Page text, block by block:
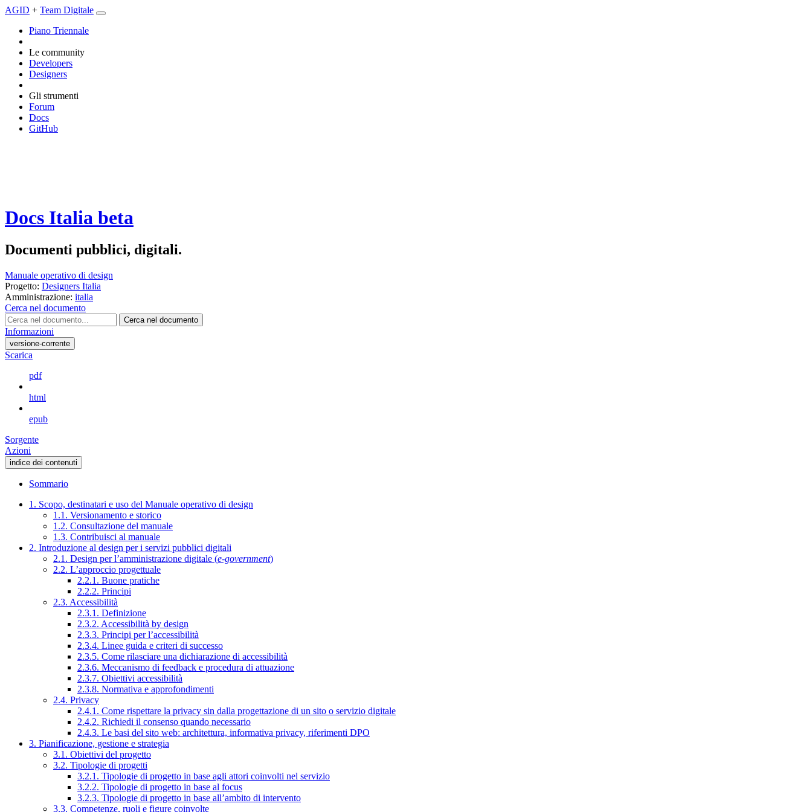
AGID + Team Digitale
Piano Triennale
Le community
Developers
Designers
Gli strumenti
Forum
Docs
GitHub
Docs Italia beta
Documenti pubblici, digitali.
Manuale operativo di design
Progetto: Designers Italia
Amministrazione: italia
Cerca nel documento
Cerca nel documento
Informazioni
versione-corrente
Scarica
pdf
html
epub
Sorgente
Azioni
indice dei contenuti
Sommario
1. Scopo, destinatari e uso del Manuale operativo di design
1.1. Versionamento e storico
1.2. Consultazione del manuale
1.3. Contribuisci al manuale
2. Introduzione al design per i servizi pubblici digitali
2.1. Design per l’amministrazione digitale (e-government)
2.2. L’approccio progettuale
2.2.1. Buone pratiche
2.2.2. Principi
2.3. Accessibilità
2.3.1. Definizione
2.3.2. Accessibilità by design
2.3.3. Principi per l’accessibilità
2.3.4. Linee guida e criteri di successo
2.3.5. Come rilasciare una dichiarazione di accessibilità
2.3.6. Meccanismo di feedback e procedura di attuazione
2.3.7. Obiettivi accessibilità
2.3.8. Normativa e approfondimenti
2.4. Privacy
2.4.1. Come rispettare la privacy sin dalla progettazione di un sito o servizio digitale
2.4.2. Richiedi il consenso quando necessario
2.4.3. Le basi del sito web: architettura, informativa privacy, riferimenti DPO
3. Pianificazione, gestione e strategia
3.1. Obiettivi del progetto
3.2. Tipologie di progetti
3.2.1. Tipologie di progetto in base agli attori coinvolti nel servizio
3.2.2. Tipologie di progetto in base al focus
3.2.3. Tipologie di progetto in base all’ambito di intervento
3.3. Competenze, ruoli e figure coinvolte